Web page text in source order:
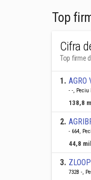
Top
Cifra
Top firme
1. AGRO
- -, Peciu
138,8
2.
- 664,
44,8
3.
732B -,